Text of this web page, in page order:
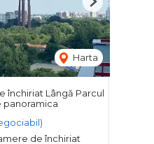
Harta
Next
închiriat Lângă Parcul
panoramica
de închiriat